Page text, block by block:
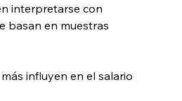
interpretarse con
basan en muestras
influyen en el salario